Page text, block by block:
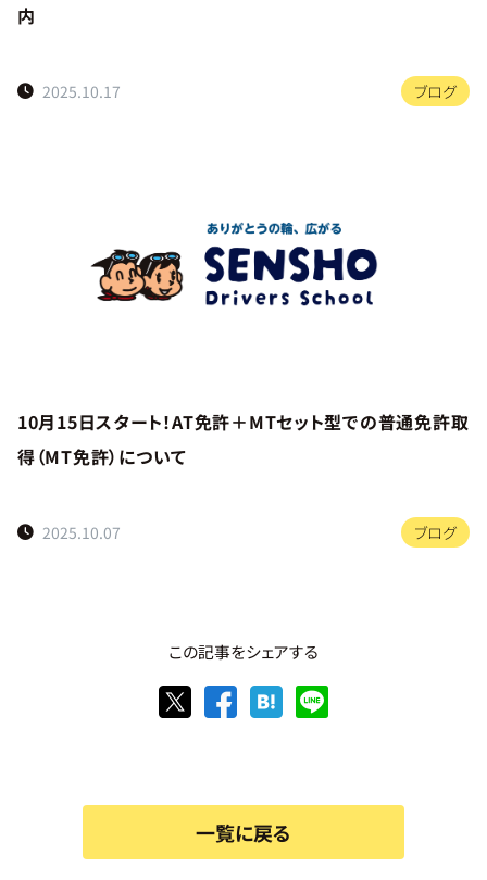
内
2025.10.17 ブログ
10月15日スタート！AT免許＋MTセット型での普通免許取
得（MT免許）について
2025.10.07 ブログ
この記事をシェアする
一覧に戻る